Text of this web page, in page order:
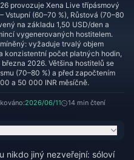
provozuje Xena Live třípásmový
(60–70 %), Růstová (70–80
na základu 1,50 USD/den a
vygenerovaných hostitelem.
vyžaduje trvalý objem
konzistentní počet platných hodin,
2026. Většina hostitelů se
(70–80 %) a před započtením
a 50 000 INR měsíčně.
2026/06/11 14 min čtení
nikdo jiný nezveřejní: sóloví